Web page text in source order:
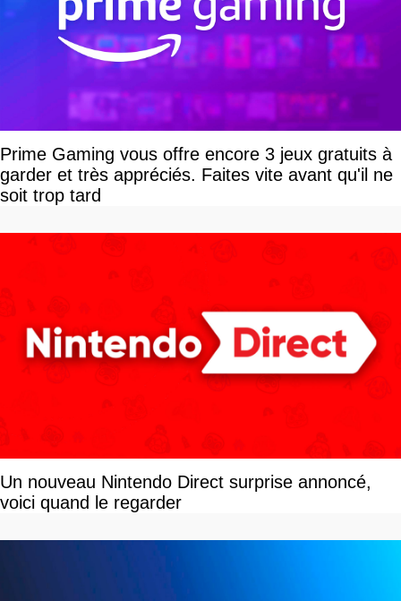
Prime Gaming vous offre encore 3 jeux gratuits à
garder et très appréciés. Faites vite avant qu'il ne
soit trop tard
Un nouveau Nintendo Direct surprise annoncé,
voici quand le regarder